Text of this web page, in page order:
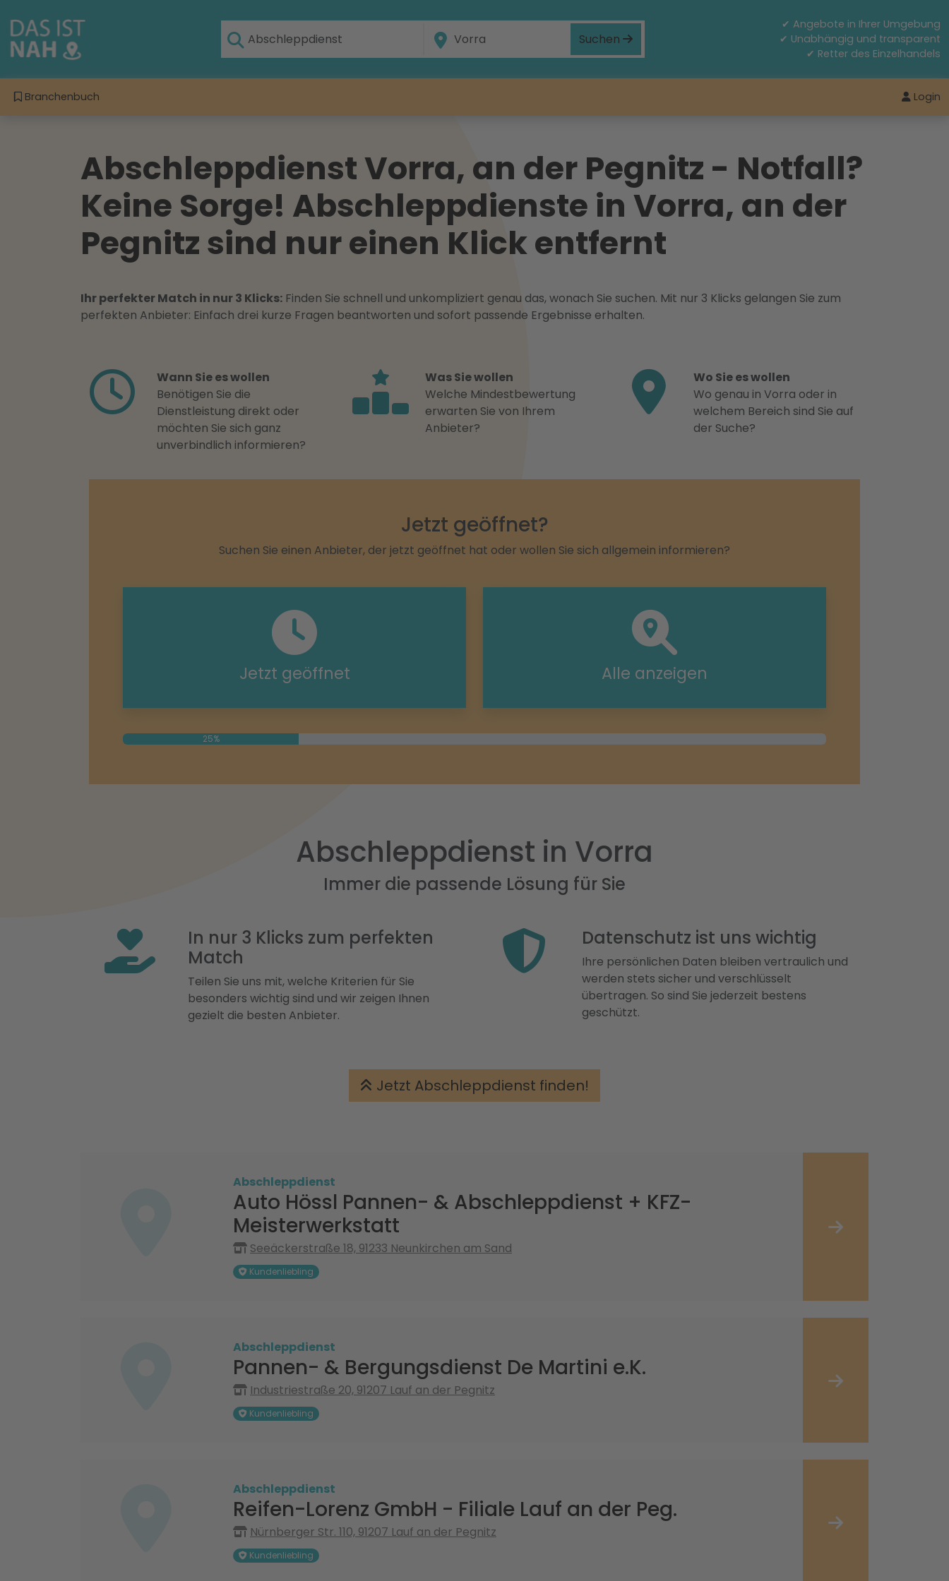
Suchen
✔ Angebote in Ihrer Umgebung
✔ Unabhängig und transparent
✔ Retter des Einzelhandels
Branchenbuch Login
Abschleppdienst Vorra, an der Pegnitz - Notfall?
Keine Sorge! Abschleppdienste in Vorra, an der
Pegnitz sind nur einen Klick entfernt
Ihr perfekter Match in nur 3 Klicks: Finden Sie schnell und unkompliziert genau das, wonach Sie suchen. Mit nur 3 Klicks gelangen Sie zum
perfekten Anbieter: Einfach drei kurze Fragen beantworten und sofort passende Ergebnisse erhalten.
Wann Sie es wollen
Benötigen Sie die
Dienstleistung direkt oder
möchten Sie sich ganz
unverbindlich informieren?
Was Sie wollen
Welche Mindestbewertung
erwarten Sie von Ihrem
Anbieter?
Wo Sie es wollen
Wo genau in Vorra oder in
welchem Bereich sind Sie auf
der Suche?
Jetzt geöffnet?
Suchen Sie einen Anbieter, der jetzt geöffnet hat oder wollen Sie sich allgemein informieren?
Jetzt geöffnet Alle anzeigen
25%
Abschleppdienst in Vorra
Immer die passende Lösung für Sie
In nur 3 Klicks zum perfekten
Match
Teilen Sie uns mit, welche Kriterien für Sie
besonders wichtig sind und wir zeigen Ihnen
gezielt die besten Anbieter.
Datenschutz ist uns wichtig
Ihre persönlichen Daten bleiben vertraulich und
werden stets sicher und verschlüsselt
übertragen. So sind Sie jederzeit bestens
geschützt.
Jetzt Abschleppdienst finden!
Abschleppdienst
Auto Hössl Pannen- & Abschleppdienst + KFZ-
Meisterwerkstatt
Seeäckerstraße 18, 91233 Neunkirchen am Sand
Kundenliebling
Abschleppdienst
Pannen- & Bergungsdienst De Martini e.K.
Industriestraße 20, 91207 Lauf an der Pegnitz
Kundenliebling
Abschleppdienst
Reifen-Lorenz GmbH - Filiale Lauf an der Peg.
Nürnberger Str. 110, 91207 Lauf an der Pegnitz
Kundenliebling